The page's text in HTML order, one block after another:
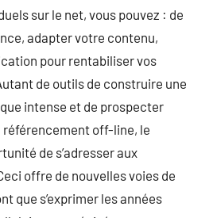
sur le net, vous pouvez : de
adapter votre contenu,
pour rentabiliser vos
de outils de construire une
intense et de prospecter
off-line, le
de s’adresser aux
offre de nouvelles voies de
que s’exprimer les années